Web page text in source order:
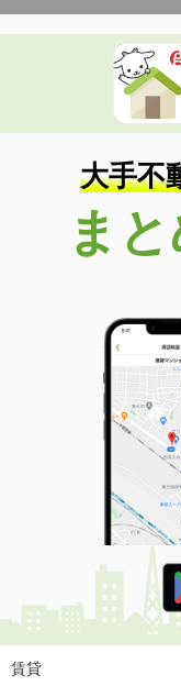
大手不
ま
賃貸